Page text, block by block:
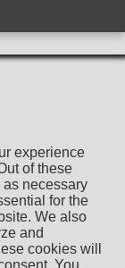
experience
of these
necessary
for the
We also
and
cookies will
You